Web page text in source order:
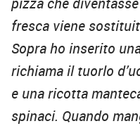
fresca viene
Sopra ho inserito
richiama il tuorlo
e una ricotta
spinaci. Quando